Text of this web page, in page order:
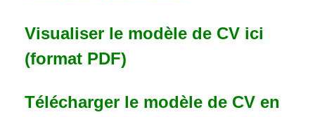
Visualiser le modèle de CV ici
(format PDF)
Télécharger le modèle de CV en